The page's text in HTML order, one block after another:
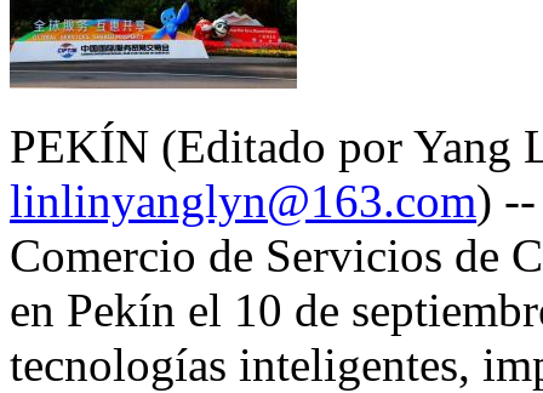
PEKÍN (Editado por Yang
linlinyanglyn@163.com)
Comercio de Servicios de
en Pekín el 10 de
tecnologías inteligentes,